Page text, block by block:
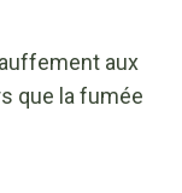
aux
que la fumée